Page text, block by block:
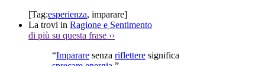
[Tag:esperienza, imparare]
La trovi in Ragione e Sentimento
di più su questa frase ››
“Imparare senza riflettere significa